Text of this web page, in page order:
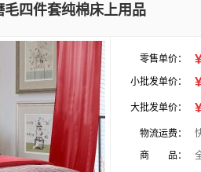
四件套纯棉床上用品
零售单价：
小批发单价：
大批发单价：
物流运费：
商 品：